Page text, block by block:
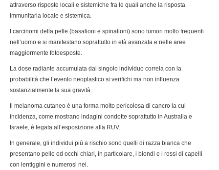
attraverso risposte locali e sistemiche fra le quali anche la risposta
immunitaria locale e sistemica.
I carcinomi della pelle (basalioni e spinalioni) sono tumori molto frequenti
nell’uomo e si manifestano soprattutto in età avanzata e nelle aree
maggiormente fotoesposte.
La dose radiante accumulata dal singolo individuo correla con la
probabilità che l’evento neoplastico si verifichi ma non influenza
sostanzialmente la sua gravità.
Il melanoma cutaneo è una forma molto pericolosa di cancro la cui
incidenza, come mostrano indagini condotte soprattutto in Australia e
Israele, è legata all’esposizione alla RUV.
In generale, gli individui più a rischio sono quelli di razza bianca che
presentano pelle ed occhi chiari, in particolare, i biondi e i rossi di capelli
con lentiggini e numerosi nei.